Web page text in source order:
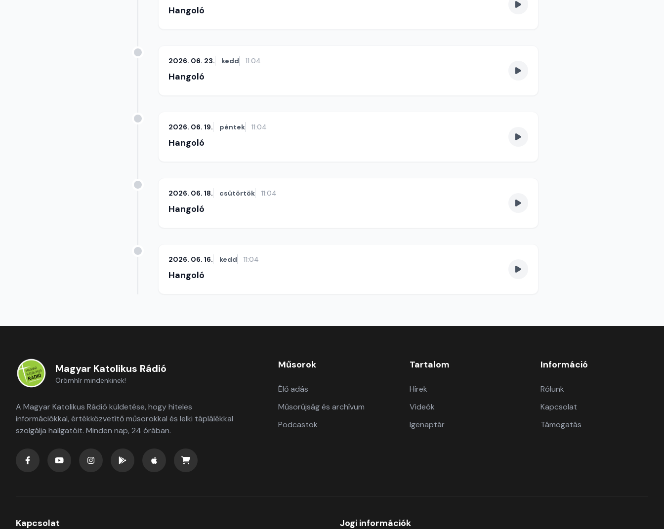
Hangoló
2026. 06. 23. kedd 11:04
Hangoló
2026. 06. 19. péntek 11:04
Hangoló
2026. 06. 18. csütörtök 11:04
Hangoló
2026. 06. 16. kedd 11:04
Hangoló
Magyar Katolikus Rádió
Örömhír mindenkinek!
A Magyar Katolikus Rádió küldetése, hogy hiteles
információkkal, értékközvetítő műsorokkal és lelki táplálékkal
szolgálja hallgatóit. Minden nap, 24 órában.
Műsorok
Élő adás
Műsorújság és archívum
Podcastok
Tartalom
Hírek
Videók
Igenaptár
Információ
Rólunk
Kapcsolat
Támogatás
Kapcsolat Jogi információk